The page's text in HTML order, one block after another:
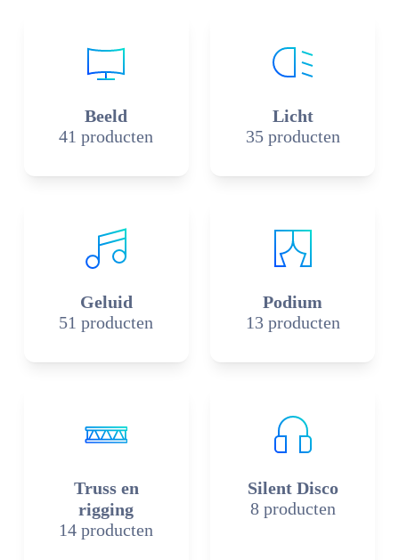
Beeld
41 producten
Licht
35 producten
Geluid
51 producten
Podium
13 producten
Truss en
rigging
14 producten
Silent Disco
8 producten